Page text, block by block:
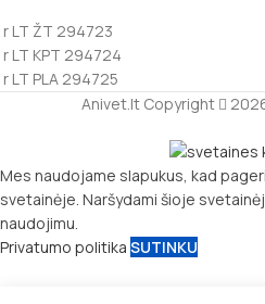
r LT ŽT 294723
r LT KPT 294724
r LT PLA 294725
Anivet.lt Copyright
Mes naudojame slapukus, kad
svetainėje. Naršydami šioje
naudojimu.
Privatumo politika SUTINKU